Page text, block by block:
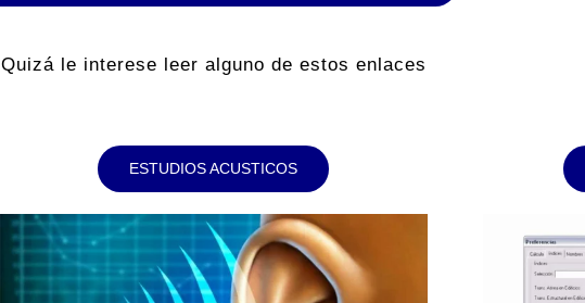
Quizá le interese leer alguno de estos enlaces
ESTUDIOS ACUSTICOS